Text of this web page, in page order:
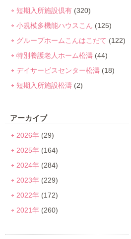
短期入所施設倶有 (320)
小規模多機能ハウスこん (125)
グループホームこんはこだて (122)
特別養護老人ホーム松濤 (44)
デイサービスセンター松濤 (18)
短期入所施設松濤 (2)
アーカイブ
2026年 (29)
2025年 (164)
2024年 (284)
2023年 (229)
2022年 (172)
2021年 (260)